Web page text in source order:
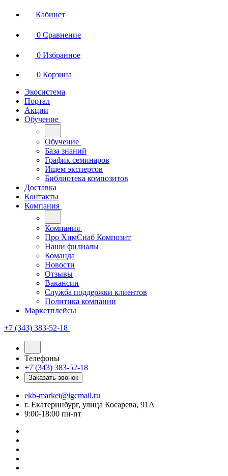
Кабинет
0 Сравнение
0 Избранное
0 Корзина
Экосистема
Портал
Акции
Обучение
Обучение
База знаний
График семинаров
Ищем экспертов
Библиотека композитов
Доставка
Контакты
Компания
Компания
Про ХимСнаб Композит
Наши филиалы
Команда
Новости
Отзывы
Вакансии
Служба поддержки клиентов
Политика компании
Маркетплейсы
+7 (343) 383-52-18
Телефоны
+7 (343) 383-52-18
Заказать звонок
ekb-market@igcmail.ru
г. Екатеринбург, улица Косарева, 91А
9:00-18:00 пн-пт